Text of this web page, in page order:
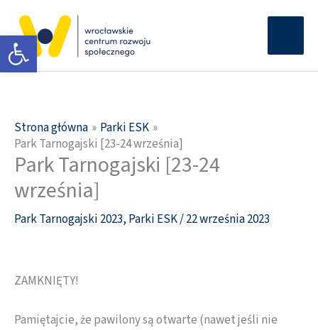
Otwórz pasek narzędzi
treści
Strona główna
Parki ESK
Park Tarnogajski [23-24 września]
Park Tarnogajski [23-24
września]
Park Tarnogajski 2023, Parki ESK/22 września 2023
ZAMKNIĘTY!
Pamiętajcie, że pawilony są otwarte (nawet jeśli nie